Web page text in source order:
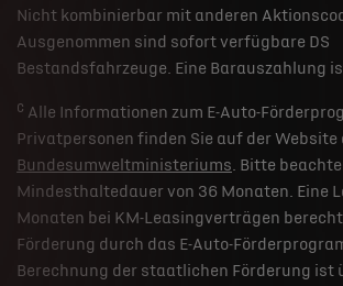
Nicht kombinierbar mit anderen
Ausgenommen sind sofort verfügbare DS
Bestandsfahrzeuge. Eine Barauszahlung
c Alle Informationen zum E-Auto-
Privatpersonen finden Sie auf der Website
Bundesumweltministeriums. Bitte
Mindesthaltedauer von 36 Monaten. Eine
Monaten bei KM-Leasingverträgen
Förderung durch das E-Auto-
Berechnung der staatlichen Förderung ist